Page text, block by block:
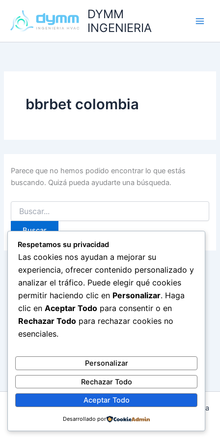
contenido
DYMM
INGENIERIA
bbrbet colombia
Parece que no hemos podido encontrar lo que estás
buscando. Quizá pueda ayudarte una búsqueda.
por:
Todos los derechos © 2026 DYMM INGENIERIA | Funciona
gracias aTema Astra para WordPress
Respetamos su privacidad
Las cookies nos ayudan a mejorar su
experiencia, ofrecer contenido personalizado y
analizar el tráfico. Puede elegir qué cookies
permitir haciendo clic en Personalizar. Haga
clic en Aceptar Todo para consentir o en
Rechazar Todo para rechazar cookies no
esenciales.
Personalizar
Rechazar Todo
Aceptar Todo
Desarrollado por